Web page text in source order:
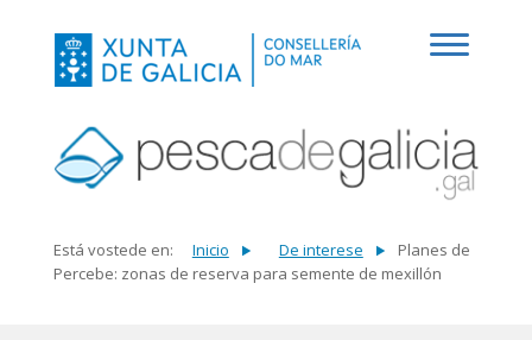
Está vostede en: Inicio De interese
Planes de
Percebe: zonas de reserva para semente de mexillón